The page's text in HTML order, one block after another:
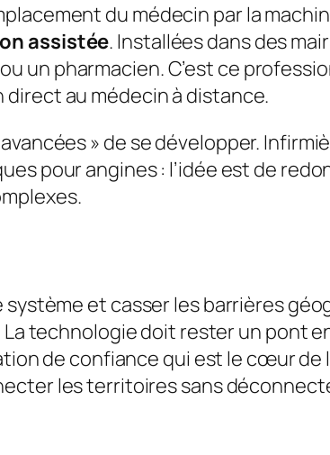
du médecin par la
assistée. Installées dans des
un pharmacien. C’est ce
au médecin à distance.
» de se développer.
pour angines : l’idée est de
et casser les barrières
La technologie doit rester un pont
de confiance qui est le cœur de
les territoires sans